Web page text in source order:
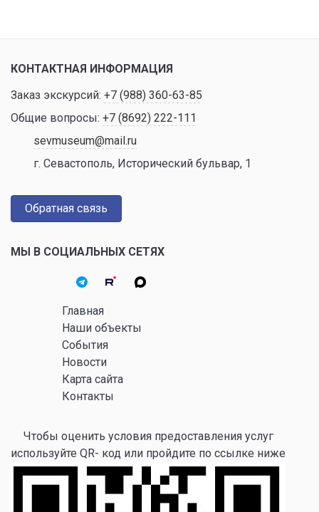
КОНТАКТНАЯ ИНФОРМАЦИЯ
Заказ экскурсий: +7 (988) 360-63-85
Общие вопросы: +7 (8692) 222-111
sevmuseum@mail.ru
г. Севастополь, Исторический бульвар, 1
Обратная связь
МЫ В СОЦИАЛЬНЫХ СЕТЯХ
Главная
Наши объекты
События
Новости
Карта сайта
Контакты
Чтобы оценить условия предоставления услуг
используйте QR- код или пройдите по ссылке ниже